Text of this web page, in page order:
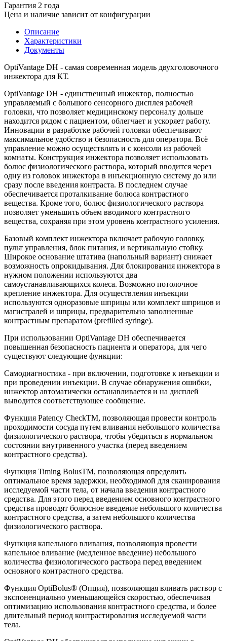
Гарантия 2 года
Цена и наличие зависит от конфигурации
Описание
Характеристики
Документы
OptiVantage DH - самая современная модель двухголовочного
инжектора для КТ.
OptiVantage DH - единственный инжектор, полностью
управляемый с большого сенсорного дисплея рабочей
головки, что позволяет медицинскому персоналу дольше
находится рядом с пациентом, облегчает и ускоряет работу.
Инновации в разработке рабочей головки обеспечивают
максимальное удобство и безопасность для оператора. Всё
управление можно осуществлять и с консоли из рабочей
комнаты. Конструкция инжектора позволяет использовать
болюс физиологического раствора, который вводится через
одну из головок инжектора в инъекционную систему до или
сразу после введения контраста. В последнем случае
обеспечивается проталкивание болюса контрастного
вещества. Кроме того, болюс физиологического раствора
позволяет уменьшить объем вводимого контрастного
вещества, сохраняя при этом уровень контрастного усиления.
Базовый комплект инжектора включает рабочую головку,
пульт управления, блок питания, и вертикальную стойку.
Широкое основание штатива (напольный вариант) снижает
возможность опрокидывания. Для блокирования инжектора в
нужном положении используются два
самоустанавливающихся колеса. Возможно потолочное
крепление инжектора. Для осуществления инъекции
используются одноразовые шприцы или комплект шприцов и
магистралей и шприцы, предварительно заполненные
контрастным препаратом (prefilled syringe).
При использовании OptiVantage DH обеспечивается
повышенная безопасность пациента и оператора, для чего
существуют следующие функции:
Самодиагностика - при включении, подготовке к инъекции и
при проведении инъекции. В случае обнаружения ошибки,
инжектор автоматически останавливается и на дисплей
выводится соответствующее сообщение.
Функция Patency CheckTM, позволяющая провести контроль
проходимости сосуда путем вливания небольшого количества
физиологического раствора, чтобы убедиться в нормальном
состоянии внутривенного участка (перед введением
контрастного средства).
Функция Timing BolusTM, позволяющая определить
оптимальное время задержки, необходимой для сканирования
исследуемой части тела, от начала введения контрастного
средства. Для этого перед введением основного контрастного
средства проводят болюсное введение небольшого количества
контрастного средства, а затем небольшого количества
физиологического раствора.
Функция капельного вливания, позволяющая провести
капельное вливание (медленное введение) небольшого
количества физиологического раствора перед введением
основного контрастного средства.
Функция OptiBolus® (Опция), позволяющая вливать раствор с
экспоненциально уменьшающейся скоростью, обеспечивая
оптимизацию использования контрастного средства, и более
длительный период контрастирования исследуемой части
тела.